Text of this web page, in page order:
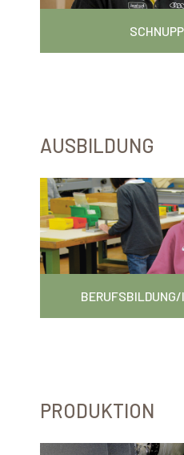
AUSBILDUNG
PRODUKTION